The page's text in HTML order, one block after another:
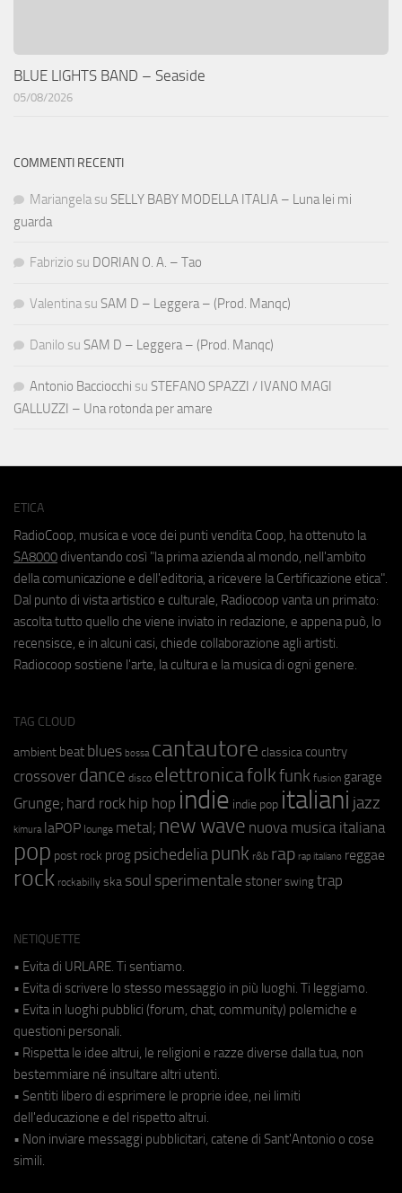
BLUE LIGHTS BAND – Seaside
05/08/2026
COMMENTI RECENTI
Mariangela su SELLY BABY MODELLA ITALIA – Luna lei mi
guarda
Fabrizio su DORIAN O. A. – Tao
Valentina su SAM D – Leggera – (Prod. Manqc)
Danilo su SAM D – Leggera – (Prod. Manqc)
Antonio Bacciocchi su STEFANO SPAZZI / IVANO MAGI
GALLUZZI – Una rotonda per amare
ETICA
RadioCoop, musica e voce dei punti vendita Coop, ha ottenuto la
SA8000 diventando così "la prima azienda al mondo, nell'ambito
della comunicazione e dell'editoria, a ricevere la Certificazione etica".
Dal punto di vista artistico e culturale, Radiocoop vanta un primato:
ascolta tutto quello che viene inviato in redazione, e appena può, lo
recensisce, e in alcuni casi, chiede collaborazione agli artisti.
Radiocoop sostiene l'arte, la cultura e la musica di ogni genere.
TAG CLOUD
ambient beat blues bossa cantautore classica country
crossover dance disco elettronicafolkfunk fusion garage
Grunge; hard rock hip hop indie indie pop italiani jazz
kimura laPOP lounge metal; new wave nuova musica italiana
pop post rock prog psichedeliapunk r&b rap rap italiano reggae
rock rockabilly ska soul sperimentale stoner swing trap
NETIQUETTE
• Evita di URLARE. Ti sentiamo.
• Evita di scrivere lo stesso messaggio in più luoghi. Ti leggiamo.
• Evita in luoghi pubblici (forum, chat, community) polemiche e
questioni personali.
• Rispetta le idee altrui, le religioni e razze diverse dalla tua, non
bestemmiare né insultare altri utenti.
• Sentiti libero di esprimere le proprie idee, nei limiti
dell'educazione e del rispetto altrui.
• Non inviare messaggi pubblicitari, catene di Sant'Antonio o cose
simili.